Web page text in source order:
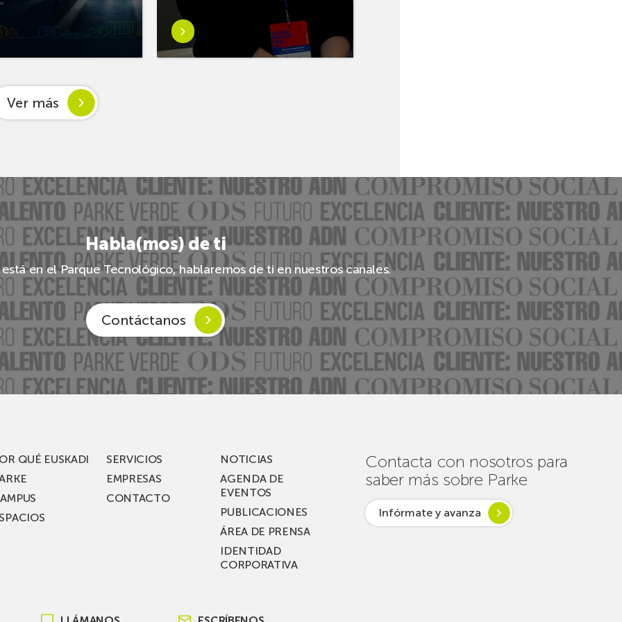
Saber
más
sobreLa
Innobasque
moviliza
52
iniciativas
innovadoras
de
45
entidades
Euskadi
Ver más
Habla(mos) de ti
en el Parque Tecnológico, hablaremos de ti en nuestros canales.
Contáctanos
QUÉ EUSKADI
SERVICIOS
EMPRESAS
CONTACTO
NOTICIAS
AGENDA DE
EVENTOS
PUBLICACIONES
ÁREA DE PRENSA
IDENTIDAD
CORPORATIVA
Contacta con nosotros para
saber más sobre Parke
Infórmate y avanza